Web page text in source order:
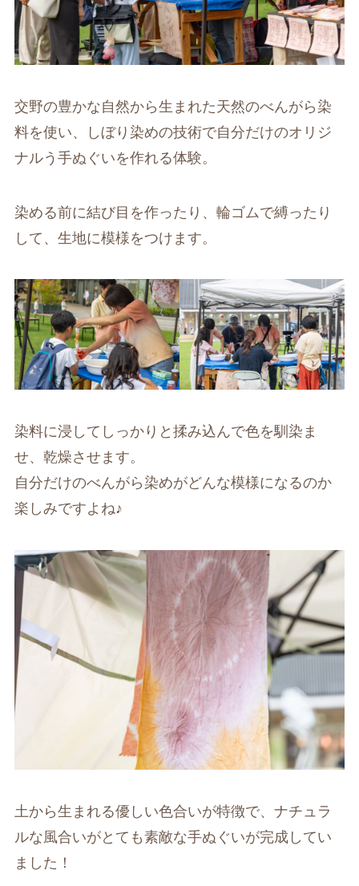
交野の豊かな自然から生まれた天然のべんがら染
料を使い、しぼり染めの技術で自分だけのオリジ
ナルう手ぬぐいを作れる体験。
染める前に結び目を作ったり、輪ゴムで縛ったり
して、生地に模様をつけます。
染料に浸してしっかりと揉み込んで色を馴染ま
せ、乾燥させます。
自分だけのべんがら染めがどんな模様になるのか
楽しみですよね♪
土から生まれる優しい色合いが特徴で、ナチュラ
ルな風合いがとても素敵な手ぬぐいが完成してい
ました！